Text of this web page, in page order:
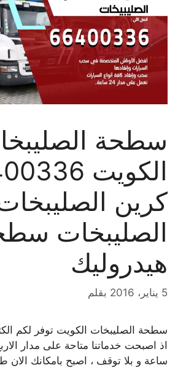
سطحة
الكويت
كرين
الصليبخات
هيدروليك
5 يناير، 2016 بقلم
سطحة الصليبخات الكويت توفر لكم
اذ اصبحت خدماتنا متاحة على مدار
ساعة و بلا توقف ، اصبح بامكانك الان